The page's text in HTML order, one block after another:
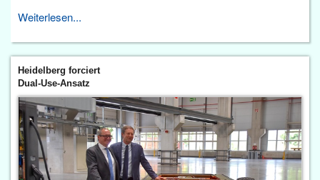
Weiterlesen...
Heidelberg forciert
Dual-Use-Ansatz